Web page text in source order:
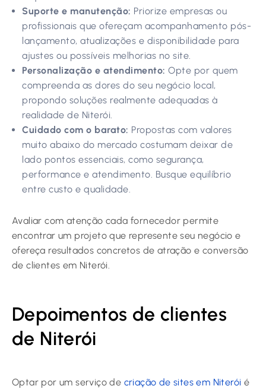
Suporte e manutenção: Priorize empresas ou
profissionais que ofereçam acompanhamento pós-
lançamento, atualizações e disponibilidade para
ajustes ou possíveis melhorias no site.
Personalização e atendimento: Opte por quem
compreenda as dores do seu negócio local,
propondo soluções realmente adequadas à
realidade de Niterói.
Cuidado com o barato: Propostas com valores
muito abaixo do mercado costumam deixar de
lado pontos essenciais, como segurança,
performance e atendimento. Busque equilíbrio
entre custo e qualidade.
Avaliar com atenção cada fornecedor permite
encontrar um projeto que represente seu negócio e
ofereça resultados concretos de atração e conversão
de clientes em Niterói.
Depoimentos de clientes
de Niterói
Optar por um serviço de criação de sites em Niterói é